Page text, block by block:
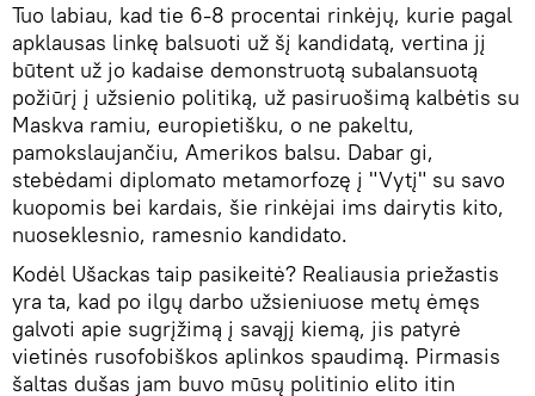
Tuo labiau, kad tie 6-8 procentai rinkėjų, kurie pagal
apklausas linkę balsuoti už šį kandidatą, vertina jį
būtent už jo kadaise demonstruotą subalansuotą
požiūrį į užsienio politiką, už pasiruošimą kalbėtis su
Maskva ramiu, europietišku, o ne pakeltu,
pamokslaujančiu, Amerikos balsu. Dabar gi,
stebėdami diplomato metamorfozę į "Vytį" su savo
kuopomis bei kardais, šie rinkėjai ims dairytis kito,
nuoseklesnio, ramesnio kandidato.
Kodėl Ušackas taip pasikeitė? Realiausia priežastis
yra ta, kad po ilgų darbo užsieniuose metų ėmęs
galvoti apie sugrįžimą į savąjį kiemą, jis patyrė
vietinės rusofobiškos aplinkos spaudimą. Pirmasis
šaltas dušas jam buvo mūsų politinio elito itin